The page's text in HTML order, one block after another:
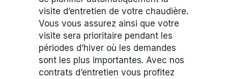
visite d’entretien de votre chaudière.
Vous vous assurez ainsi que votre
visite sera prioritaire pendant les
périodes d’hiver où les demandes
sont les plus importantes. Avec nos
contrats d’entretien vous profitez